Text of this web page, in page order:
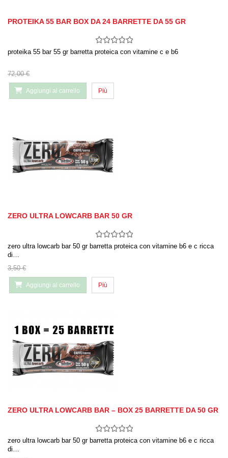
PROTEIKA 55 BAR BOX DA 24 BARRETTE DA 55 GR
proteika 55 bar 55 gr barretta proteica con vitamine c e b6
72,00 €
Aggiungi al carrello Più
ZERO ULTRA LOWCARB BAR 50 GR
zero ultra lowcarb bar 50 gr barretta proteica con vitamine b6 e c ricca
di…
3,50 €
Aggiungi al carrello Più
ZERO ULTRA LOWCARB BAR – BOX 25 BARRETTE DA 50 GR
zero ultra lowcarb bar 50 gr barretta proteica con vitamine b6 e c ricca
di…